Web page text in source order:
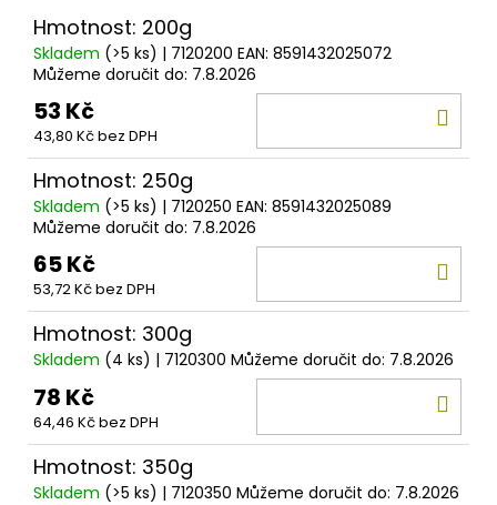
Hmotnost: 200g
Skladem (>5 ks) | 7120200 EAN: 8591432025072
Můžeme doručit do: 7.8.2026
53 Kč
43,80 Kč bez DPH
Hmotnost: 250g
Skladem (>5 ks) | 7120250 EAN: 8591432025089
Můžeme doručit do: 7.8.2026
65 Kč
53,72 Kč bez DPH
Hmotnost: 300g
Skladem (4 ks) | 7120300 Můžeme doručit do: 7.8.2026
78 Kč
64,46 Kč bez DPH
Hmotnost: 350g
Skladem (>5 ks) | 7120350 Můžeme doručit do: 7.8.2026
m
e
SURETTI
OLOVO
STUBBY
OČKEM
OBRATLÍKEM
140G
25
Kč